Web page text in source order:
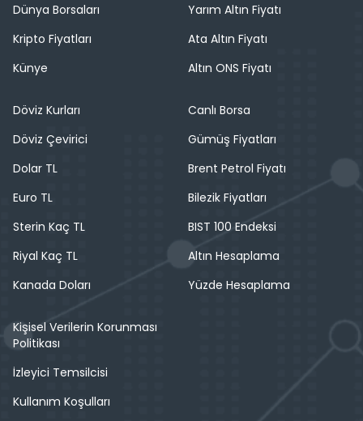
Dünya Borsaları
Kripto Fiyatları
Künye
Yarım Altın Fiyatı
Ata Altın Fiyatı
Altın ONS Fiyatı
Döviz Kurları
Döviz Çevirici
Dolar TL
Euro TL
Sterin Kaç TL
Riyal Kaç TL
Kanada Doları
Canlı Borsa
Gümüş Fiyatları
Brent Petrol Fiyatı
Bilezik Fiyatları
BIST 100 Endeksi
Altın Hesaplama
Yüzde Hesaplama
Kişisel Verilerin Korunması
Politikası
İzleyici Temsilcisi
Kullanım Koşulları